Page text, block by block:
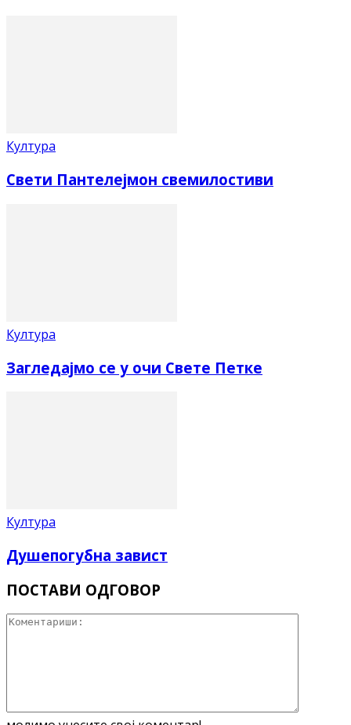
Култура
Свети Пантелејмон свемилостиви
Култура
Загледајмо се у очи Свете Петке
Култура
Душепогубна завист
ПОСТАВИ ОДГОВОР